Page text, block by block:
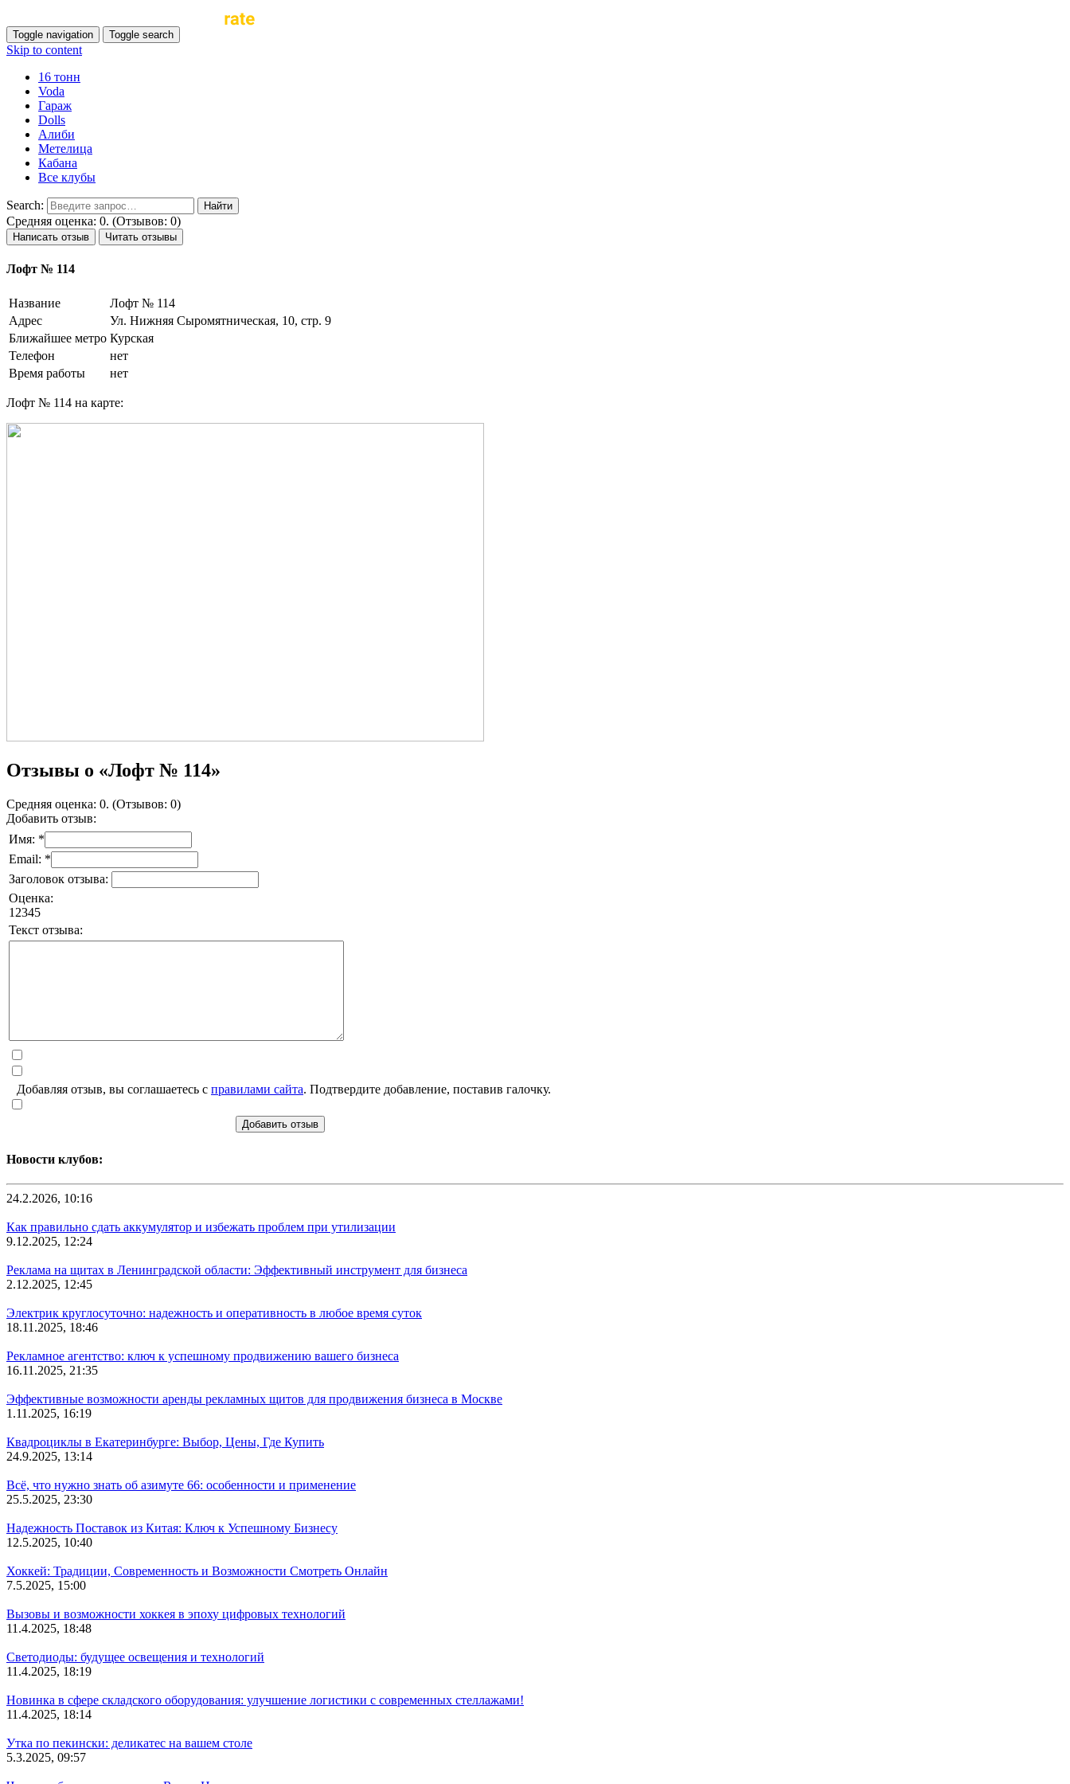
Toggle navigation Toggle search
Skip to content
16 тонн
Voda
Гараж
Dolls
Алиби
Метелица
Кабана
Все клубы
Search:
Средняя оценка: 0. (Отзывов: 0)
Написать отзыв Читать отзывы
Лофт № 114
Название
Лофт № 114
Адрес
Ул. Нижняя Сыромятническая, 10, стр. 9
Ближайшее метро Курская
Телефон
нет
Время работы
нет
Лофт № 114 на карте:
Отзывы о «Лофт № 114»
Средняя оценка: 0. (Отзывов: 0)
Добавить отзыв:
Имя: *
Email: *
Заголовок отзыва:
Оценка:
1 2345
Текст отзыва:
Добавляя отзыв, вы соглашаетесь с правилами сайта. Подтвердите добавление, поставив галочку.
Добавить отзыв
Новости клубов:
24.2.2026, 10:16
Как правильно сдать аккумулятор и избежать проблем при утилизации
9.12.2025, 12:24
Реклама на щитах в Ленинградской области: Эффективный инструмент для бизнеса
2.12.2025, 12:45
Электрик круглосуточно: надежность и оперативность в любое время суток
18.11.2025, 18:46
Рекламное агентство: ключ к успешному продвижению вашего бизнеса
16.11.2025, 21:35
Эффективные возможности аренды рекламных щитов для продвижения бизнеса в Москве
1.11.2025, 16:19
Квадроциклы в Екатеринбурге: Выбор, Цены, Где Купить
24.9.2025, 13:14
Всё, что нужно знать об азимуте 66: особенности и применение
25.5.2025, 23:30
Надежность Поставок из Китая: Ключ к Успешному Бизнесу
12.5.2025, 10:40
Хоккей: Традиции, Современность и Возможности Смотреть Онлайн
7.5.2025, 15:00
Вызовы и возможности хоккея в эпоху цифровых технологий
11.4.2025, 18:48
Светодиоды: будущее освещения и технологий
11.4.2025, 18:19
Новинка в сфере складского оборудования: улучшение логистики с современных стеллажами!
11.4.2025, 18:14
Утка по пекински: деликатес на вашем столе
5.3.2025, 09:57